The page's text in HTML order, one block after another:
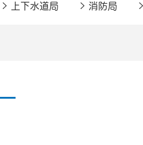
上下水道局 消防局